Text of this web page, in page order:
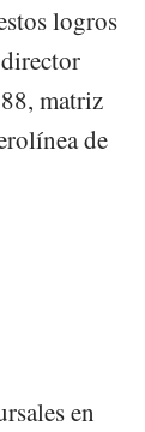
logros
matriz
de
en